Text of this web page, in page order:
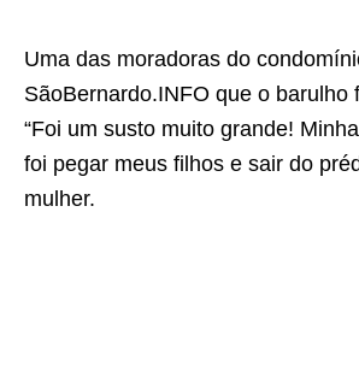
Uma das moradoras do
SãoBernardo.INFO que o barulho
“Foi um susto muito grande!
foi pegar meus filhos e sair do
mulher.